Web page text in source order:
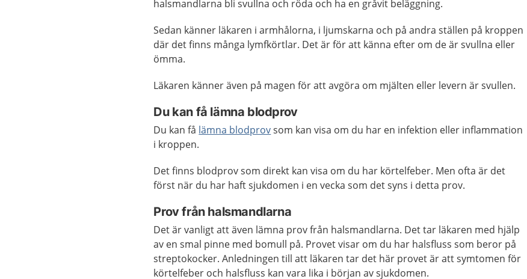
halsmandlarna bli svullna och röda och ha en gråvit beläggning.
Sedan känner läkaren i armhålorna, i ljumskarna och på andra ställen på kroppen
där det finns många lymfkörtlar. Det är för att känna efter om de är svullna eller
ömma.
Läkaren känner även på magen för att avgöra om mjälten eller levern är svullen.
Du kan få lämna blodprov
Du kan få lämna blodprovsom kan visa om du har en infektion eller inflammation
i kroppen.
Det finns blodprov som direkt kan visa om du har körtelfeber. Men ofta är det
först när du har haft sjukdomen i en vecka som det syns i detta prov.
Prov från halsmandlarna
Det är vanligt att även lämna prov från halsmandlarna. Det tar läkaren med hjälp
av en smal pinne med bomull på. Provet visar om du har halsfluss som beror på
streptokocker. Anledningen till att läkaren tar det här provet är att symtomen för
körtelfeber och halsfluss kan vara lika i början av sjukdomen.